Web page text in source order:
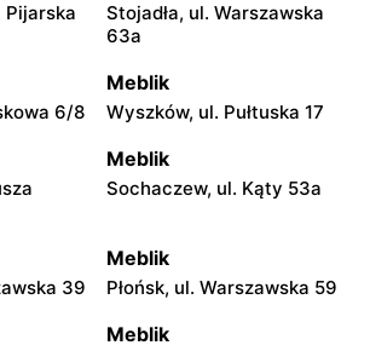
Pijarska
Stojadła, ul. Warszawska
63a
6/8
Meblik
Wyszków, ul. Pułtuska 17
Meblik
Sochaczew, ul. Kąty 53a
39
Meblik
Płońsk, ul. Warszawska 59
Meblik